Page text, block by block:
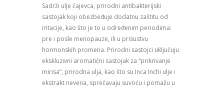
Sadrži ulje čajevca, prirodni antibakterijski
sastojak koji obezbeđuje dodatnu zaštitu od
iritacije, kao što je to u određenim periodima:
pre i posle menopauze, ili u prisustvu
hormonskih promena. Prirodni sastojci uključuju
ekskluzivni aromatični sastojak za “prikrivanje
mirisa”, prirodna ulja, kao što su Inca Inchi ulje i
ekstrakt nevena, sprečavaju suvoću i pomažu u